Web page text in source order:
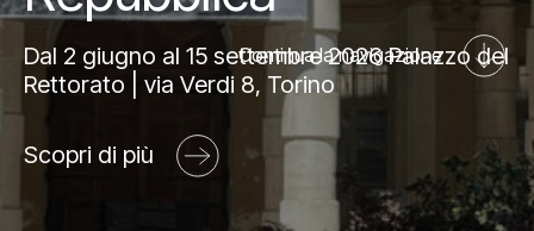
Educational
Esposizioni
Art Bonus
Partnership e sponsorship
Mediahub
Multimedia
Open tools
Blog
Orari e contatti
Dal 2 giugno al 15 settembre 2026 Palazzo del
Rettorato | via Verdi 8, Torino
Scopri di più
Continua la navigazione